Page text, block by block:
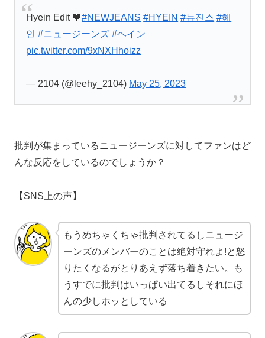
Hyein Edit 🖤#NEWJEANS #HYEIN #뉴진스 #혜
인 #ニュージーンズ #ヘイン
pic.twitter.com/9xNXHhoizz
— 2104 (@leehy_2104) May 25, 2023
批判が集まっているニュージーンズに対してファンはど
んな反応をしているのでしょうか？
【SNS上の声】
もうめちゃくちゃ批判 されてるしニュージ
ーンズのメンバーのことは絶対守れよ!と怒
りたくなるがとりあえず落ち着きたい。も
うすでに批判 はいっぱい出てるしそれにほ
んの少しホッとしている